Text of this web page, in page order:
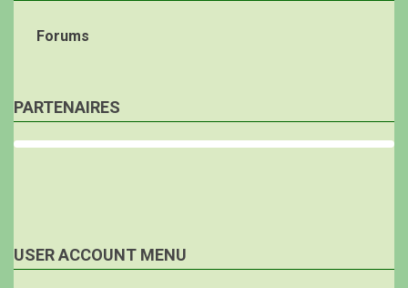
Forums
PARTENAIRES
USER ACCOUNT MENU